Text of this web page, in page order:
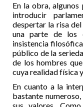
En la obra,
introducir
despertar la risa
una parte de los
insistencia
público de la
de los hombres
cuya realidad física
En cuanto a la
bastante